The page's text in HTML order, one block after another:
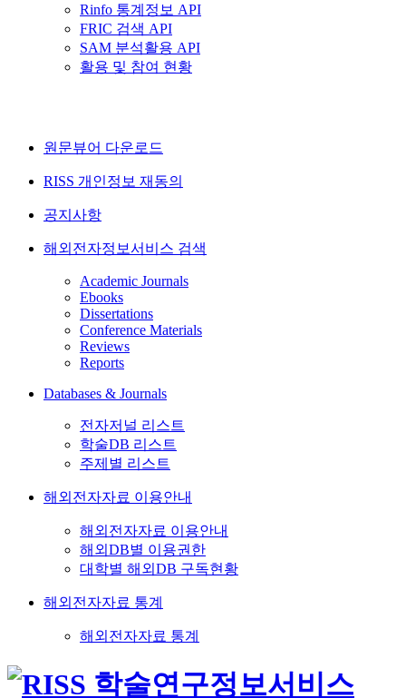
Rinfo 통계정보 API
FRIC 검색 API
SAM 분석활용 API
활용 및 참여 현황
원문뷰어 다운로드
RISS 개인정보 재동의
공지사항
해외전자정보서비스 검색
Academic Journals
Ebooks
Dissertations
Conference Materials
Reviews
Reports
Databases & Journals
전자저널 리스트
학술DB 리스트
주제별 리스트
해외전자자료 이용안내
해외전자자료 이용안내
해외DB별 이용권한
대학별 해외DB 구독현황
해외전자자료 통계
해외전자자료 통계